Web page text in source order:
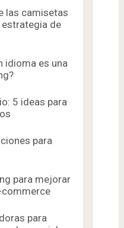
las camisetas
de
idioma es una
5 ideas para
para
para mejorar
commerce
para